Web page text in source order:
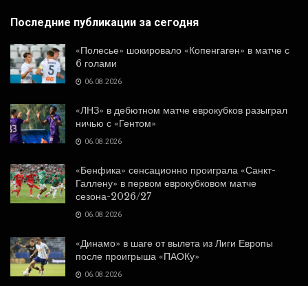
Последние публикации за сегодня
«Полесье» шокировало «Копенгаген» в матче с
6 голами
06.08.2026
«ЛНЗ» в дебютном матче еврокубков разыграл
ничью с «Гентом»
06.08.2026
«Бенфика» сенсационно проиграла «Санкт-
Галлену» в первом еврокубковом матче
сезона-2026/27
06.08.2026
«Динамо» в шаге от вылета из Лиги Европы
после проигрыша «ПАОКу»
06.08.2026